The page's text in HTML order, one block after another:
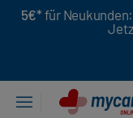
5€* für Neukunden: